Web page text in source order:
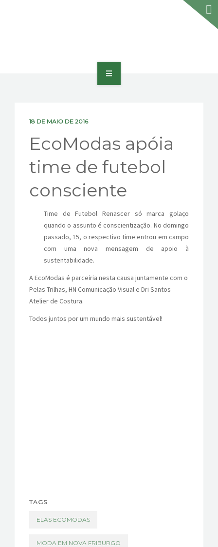
CONTATOS
18 DE MAIO DE 2016
EcoModas apóia
time de futebol
consciente
Time de Futebol Renascer só marca golaço
quando o assunto é conscientização. No domingo
passado, 15, o respectivo time entrou em campo
com uma nova mensagem de apoio à
sustentabilidade.
A EcoModas é parceiria nesta causa juntamente com o
Pelas Trilhas, HN Comunicação Visual e Dri Santos
Atelier de Costura.
Todos juntos por um mundo mais sustentável!
TAGS
ELAS ECOMODAS
MODA EM NOVA FRIBURGO